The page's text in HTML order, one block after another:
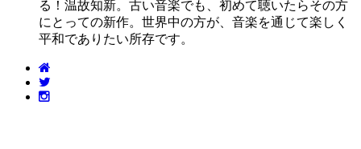
る！温故知新。古い音楽でも、初めて聴いたらその方
にとっての新作。世界中の方が、音楽を通じて楽しく
平和でありたい所存です。